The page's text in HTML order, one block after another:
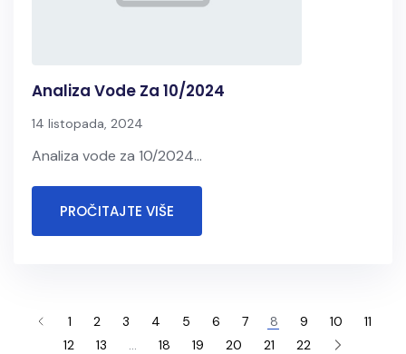
Analiza Vode Za 10/2024
14 listopada, 2024
Analiza vode za 10/2024...
PROČITAJTE VIŠE
1 2 3 4 5 6 7 8 9 10
11
12
13 … 18 19 20 21 22